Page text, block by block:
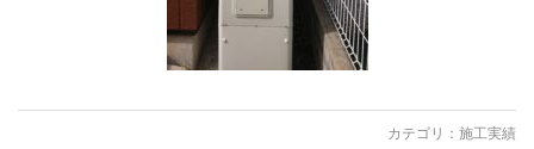
カテゴリ： 施工実績